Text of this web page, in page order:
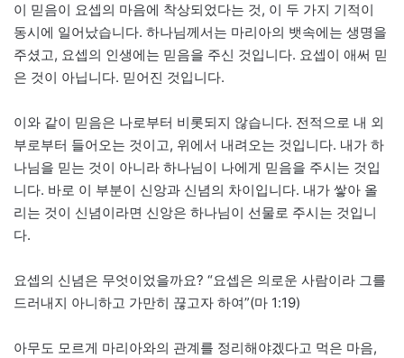
이 믿음이 요셉의 마음에 착상되었다는 것, 이 두 가지 기적이
동시에 일어났습니다. 하나님께서는 마리아의 뱃속에는 생명을
주셨고, 요셉의 인생에는 믿음을 주신 것입니다. 요셉이 애써 믿
은 것이 아닙니다. 믿어진 것입니다.
이와 같이 믿음은 나로부터 비롯되지 않습니다. 전적으로 내 외
부로부터 들어오는 것이고, 위에서 내려오는 것입니다. 내가 하
나님을 믿는 것이 아니라 하나님이 나에게 믿음을 주시는 것입
니다. 바로 이 부분이 신앙과 신념의 차이입니다. 내가 쌓아 올
리는 것이 신념이라면 신앙은 하나님이 선물로 주시는 것입니
다.
요셉의 신념은 무엇이었을까요? “요셉은 의로운 사람이라 그를
드러내지 아니하고 가만히 끊고자 하여”(마 1:19)
아무도 모르게 마리아와의 관계를 정리해야겠다고 먹은 마음,